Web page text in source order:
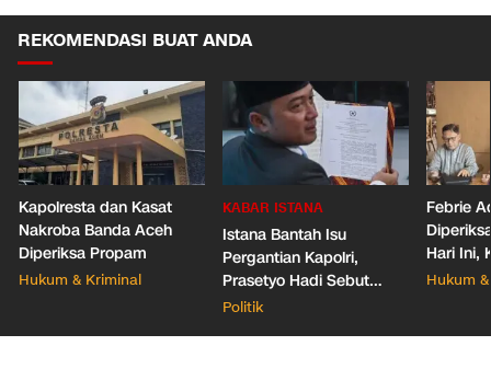
REKOMENDASI BUAT ANDA
Kapolresta dan Kasat
Nakroba Banda Aceh
Diperiksa Propam
Hukum & Kriminal
KABAR ISTANA
Istana Bantah Isu
Pergantian Kapolri,
Prasetyo Hadi Sebut
Belum Ada Surpres
Politik
Febrie
Hari Ini,
Hukum